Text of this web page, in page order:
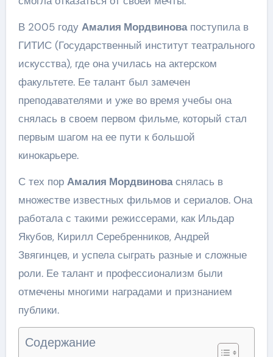
В 2005 году Амалия Мордвиновапоступила в
ГИТИС (Государственный институт театрального
искусства), где она училась на актерском
факультете. Ее талант был замечен
преподавателями и уже во время учебы она
снялась в своем первом фильме, который стал
первым шагом на ее пути к большой
кинокарьере.
С тех пор Амалия Мордвиноваснялась в
множестве известных фильмов и сериалов. Она
работала с такими режиссерами, как Ильдар
Якубов, Кирилл Серебренников, Андрей
Звягинцев, и успела сыграть разные и сложные
роли. Ее талант и профессионализм были
отмечены многими наградами и признанием
публики.
Содержание